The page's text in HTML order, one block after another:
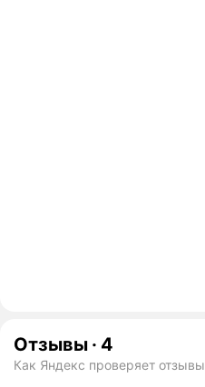
Отзывы · 4
Как Яндекс проверяет отзывы